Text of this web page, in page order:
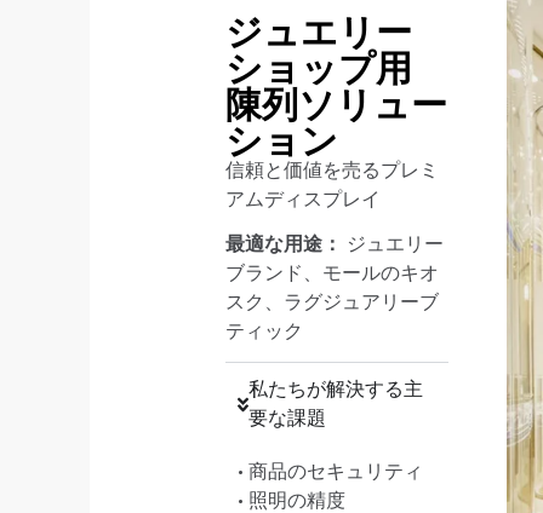
ジュエリー
ショップ用
陳列ソリュー
ション
信頼と価値を売るプレミ
アムディスプレイ
最適な用途：
ジュエリー
ブランド、モールのキオ
スク、ラグジュアリーブ
ティック
私たちが解決する主
要な課題
• 商品のセキュリティ
• 照明の精度